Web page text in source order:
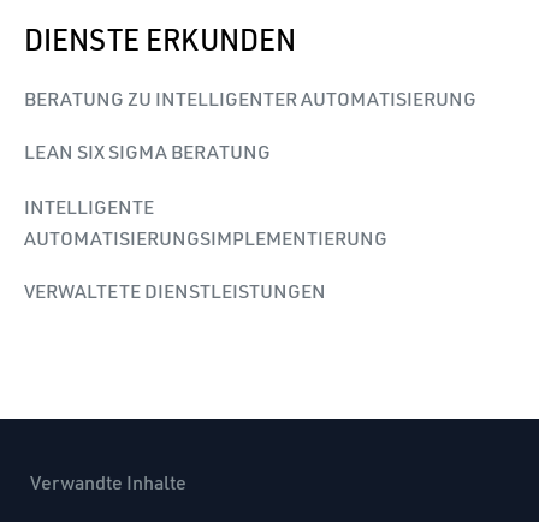
DIENSTE ERKUNDEN
BERATUNG ZU INTELLIGENTER AUTOMATISIERUNG
LEAN SIX SIGMA BERATUNG
INTELLIGENTE
AUTOMATISIERUNGSIMPLEMENTIERUNG
VERWALTETE DIENSTLEISTUNGEN
Verwandte Inhalte